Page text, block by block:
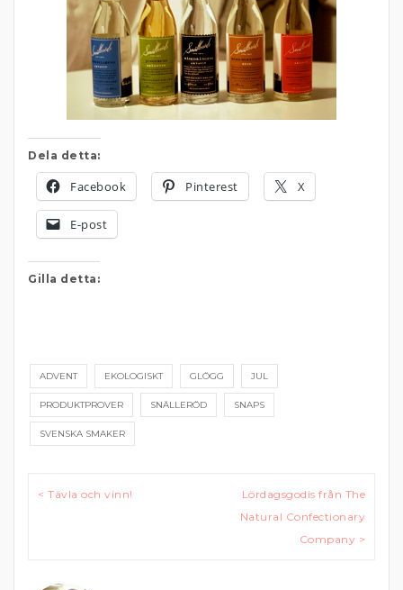
Dela detta:
Facebook Pinterest X
E-post
Gilla detta:
ADVENT EKOLOGISKT GLÖGG JUL
PRODUKTPROVER SNÄLLERÖD SNAPS
SVENSKA SMAKER
Inläggsnavigering
< Tävla och vinn!
Lördagsgodis från The
Natural Confectionary
Company >